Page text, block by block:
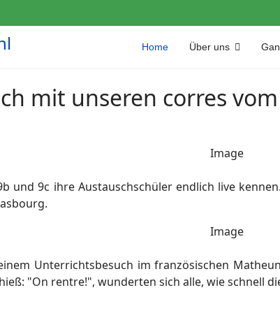
Home Über uns
mit unseren corres
und 9c ihre Austauschschüler endlich live
Unterrichtsbesuch im französischen
"On rentre!", wunderten sich alle, wie schnell